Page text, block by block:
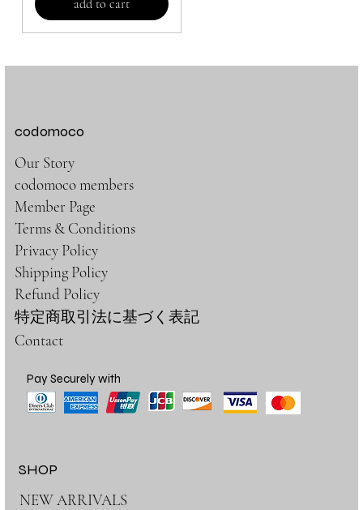
add to cart
codomoco
Our Story
codomoco members
Member Page
Terms & Conditions
Privacy Policy
Shipping Policy
Refund Policy
特定商取引法に基づく表記
Contact
SHOP
NEW ARRIVALS
Pay Securely with